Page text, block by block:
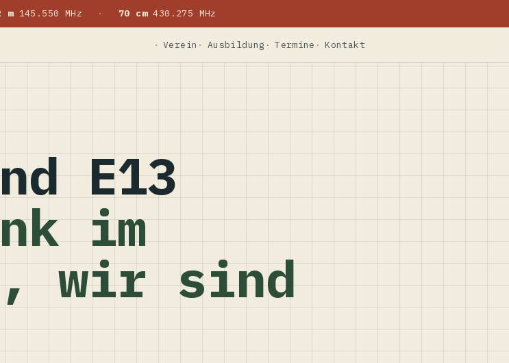
m145.550 MHz · 70 cm430.275 MHz
Verein Ausbildung Termine Kontakt
E13
im
wir sind